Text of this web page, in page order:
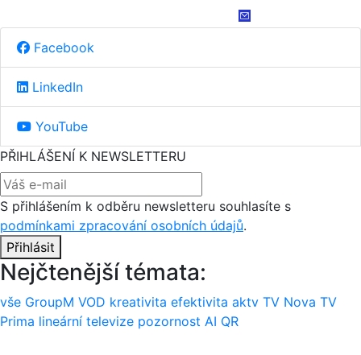
Facebook
LinkedIn
YouTube
PŘIHLÁŠENÍ K NEWSLETTERU
S přihlášením k odběru newsletteru souhlasíte s
podmínkami zpracování osobních údajů.
Přihlásit
Nejčtenější témata:
vše GroupM VOD kreativita efektivita aktv TV Nova TV
Prima lineární televize pozornost AI QR